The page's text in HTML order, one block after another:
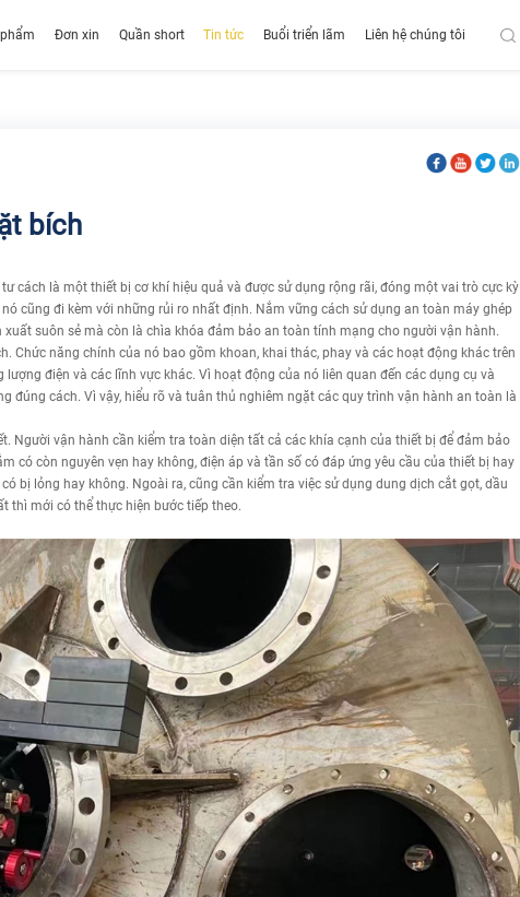
Đơn xin Quần short Tin tức Buổi triển lãm Liên hệ chúng tôi
bích
cách là một thiết bị cơ khí hiệu quả và được sử dụng rộng rãi, đóng một vai trò cực kỳ
cũng đi kèm với những rủi ro nhất định. Nắm vững cách sử dụng an toàn máy ghép
suôn sẻ mà còn là chìa khóa đảm bảo an toàn tính mạng cho người vận hành.
Chức năng chính của nó bao gồm khoan, khai thác, phay và các hoạt động khác trên
điện và các lĩnh vực khác. Vì hoạt động của nó liên quan đến các dụng cụ và
đúng cách. Vì vậy, hiểu rõ và tuân thủ nghiêm ngặt các quy trình vận hành an toàn là
Người vận hành cần kiểm tra toàn diện tất cả các khía cạnh của thiết bị để đảm bảo
có còn nguyên vẹn hay không, điện áp và tần số có đáp ứng yêu cầu của thiết bị hay
bị lỏng hay không. Ngoài ra, cũng cần kiểm tra việc sử dụng dung dịch cắt gọt, dầu
thì mới có thể thực hiện bước tiếp theo.